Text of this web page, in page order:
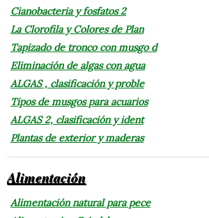
Cianobacteria y fosfatos 2
La Clorofila y Colores de Plan
Tapizado de tronco con musgo d
Eliminación de algas con agua
ALGAS , clasificación y proble
Tipos de musgos para acuarios
ALGAS 2, clasificación y ident
Plantas de exterior y maderas
Alimentación
Alimentación natural para pece